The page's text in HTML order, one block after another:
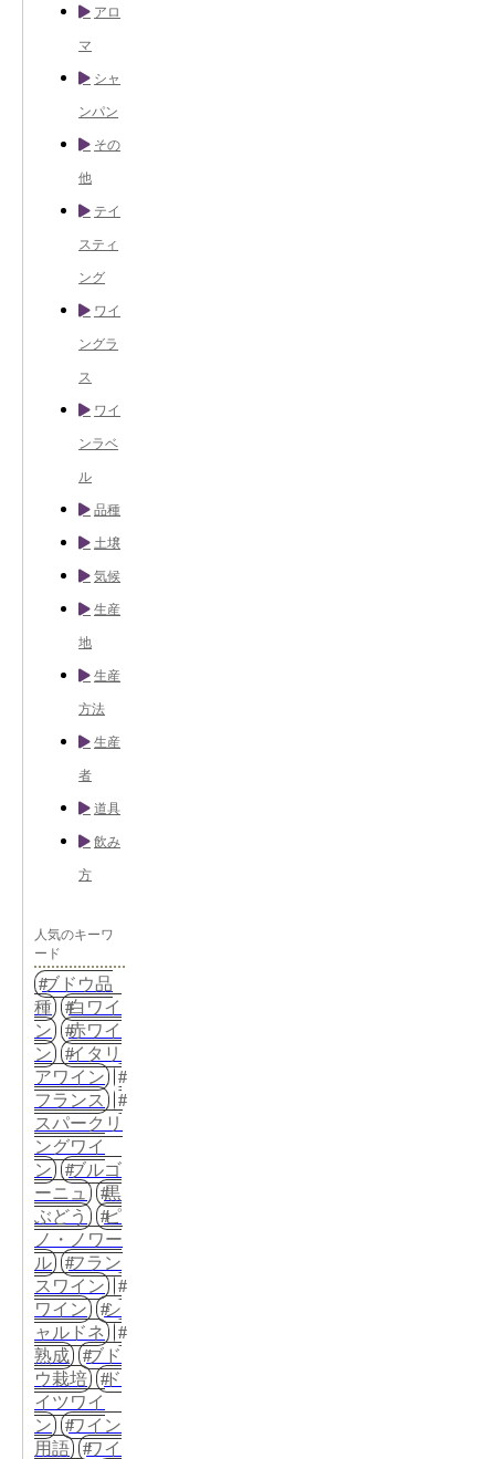
アロ
マ
シャ
ンパン
その
他
テイ
スティ
ング
ワイ
ングラ
ス
ワイ
ンラベ
ル
品種
土壌
気候
生産
地
生産
方法
生産
者
道具
飲み
方
人気のキーワ
ード
ブドウ品
種
白ワイ
ン
赤ワイ
ン
イタリ
アワイン
フランス
スパークリ
ングワイ
ン
ブルゴ
ーニュ
黒
ぶどう
ピ
ノ・ノワー
ル
フラン
スワイン
ワイン
シ
ャルドネ
熟成
ブド
ウ栽培
ド
イツワイ
ン
ワイン
用語
ワイ